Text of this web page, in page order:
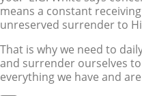
means a constant
unreserved surrender to
That is why we need to
and surrender ourselves
everything we have and